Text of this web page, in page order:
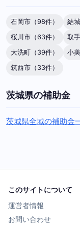
石岡市（98件） 結
桜川市（63件）
取
大洗町（39件）
小
筑西市（33件）
茨城県の補助金
茨城県全域の補助金
このサイトについて
運営者情報
お問い合わせ